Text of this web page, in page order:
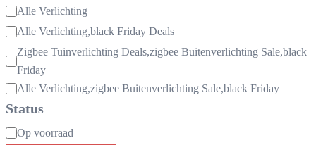
Alle Verlichting
Alle Verlichting,black Friday Deals
Zigbee Tuinverlichting Deals,zigbee Buitenverlichting Sale,black
Friday
Alle Verlichting,zigbee Buitenverlichting Sale,black Friday
Status
Beschikbaarheid
Op voorraad